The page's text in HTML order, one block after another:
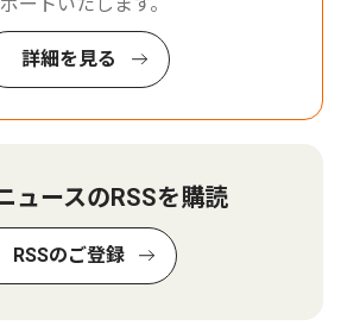
詳細を見る
ュースのRSSを購読
RSSのご登録